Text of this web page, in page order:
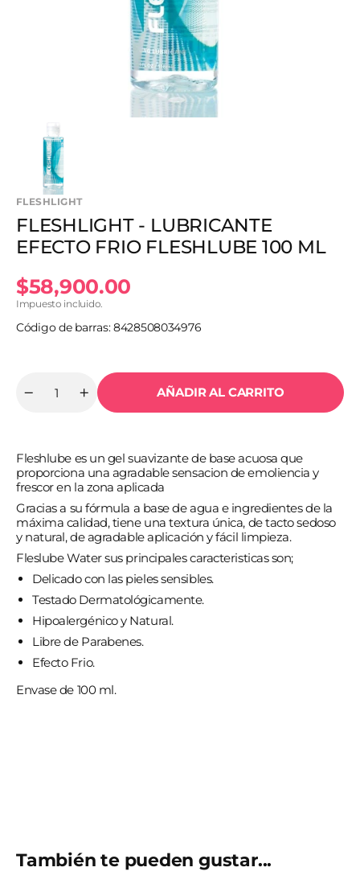
en
vista
de
galería
FLESHLIGHT
FLESHLIGHT - LUBRICANTE
EFECTO FRIO FLESHLUBE 100 ML
Precio
habitual
$58,900.00
Impuesto incluido.
Código de barras: 8428508034976
Reducir
LUBRICANTE
EFECTO
FRIO
FLESHLUBE
100
ML
Cantidad
Aumentar
cantidad
LUBRICANTE
EFECTO
FLESHLUBE
100
ML
AÑADIR AL CARRITO
Fleshlube es un gel suavizante de base acuosa que
proporciona una agradable sensacion de emoliencia y
frescor en la zona aplicada
Gracias a su fórmula a base de agua e ingredientes de la
máxima calidad, tiene una textura única, de tacto sedoso
y natural, de agradable aplicación y fácil limpieza.
Fleslube Water sus principales caracteristicas son;
Delicado con las pieles sensibles.
Testado Dermatológicamente.
Hipoalergénico y Natural.
Libre de Parabenes.
Efecto Frio.
Envase de 100 ml.
También te pueden gustar...